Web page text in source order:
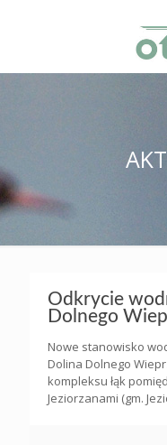
Odkrycie
Dolnego
Nowe stanowisko
Dolina Dolnego
kompleksu łąk
Jeziorzanami (gm.